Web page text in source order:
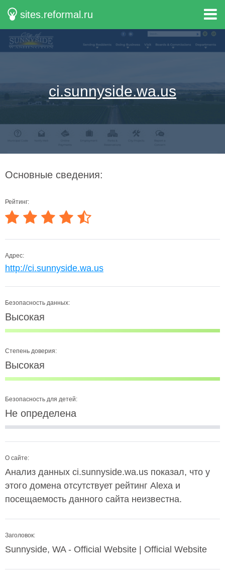
sites.reformal.ru
ci.sunnyside.wa.us
Основные сведения:
Рейтинг:
Адрес:
http://ci.sunnyside.wa.us
Безопасность данных:
Высокая
Степень доверия:
Высокая
Безопасность для детей:
Не определена
О сайте:
Анализ данных ci.sunnyside.wa.us показал, что у
этого домена отсутствует рейтинг Alexa и
посещаемость данного сайта неизвестна.
Заголовок:
Sunnyside, WA - Official Website | Official Website